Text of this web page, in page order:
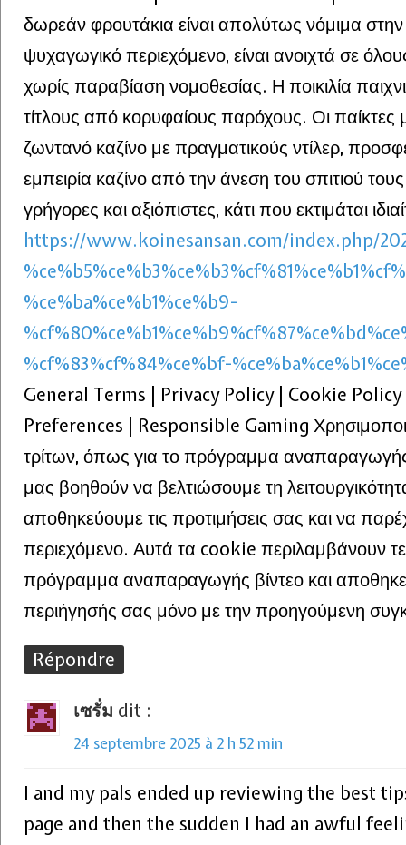
δωρεάν φρουτάκια είναι απολύτως νόμιμα
ψυχαγωγικό περιεχόμενο, είναι ανοιχτά σε
χωρίς παραβίαση νομοθεσίας. Η ποικιλία
τίτλους από κορυφαίους παρόχους. Οι
ζωντανό καζίνο με πραγματικούς ντίλερ,
εμπειρία καζίνο από την άνεση του σπιτιού
γρήγορες και αξιόπιστες, κάτι που εκτιμάται
https://www.koinesansan.com/index.php/
%ce%ba%ce%b1%ce%b9-
%cf%83%cf%84%ce%bf-
General Terms | Privacy Policy | Cookie Policy
Preferences | Responsible Gaming
τρίτων, όπως για το πρόγραμμα
μας βοηθούν να βελτιώσουμε τη
αποθηκεύουμε τις προτιμήσεις σας και να
περιεχόμενο. Αυτά τα cookie περιλαμβάνουν
πρόγραμμα αναπαραγωγής βίντεο και
περιήγησής σας μόνο με την προηγούμενη
Répondre
เซรั่ม dit :
24 septembre 2025 à 2 h 52 min
I and my pals ended up reviewing the best
page and then the sudden I had an awful